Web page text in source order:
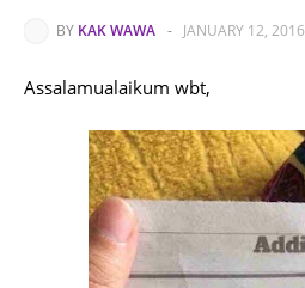
BY KAK WAWA - JANUARY 12, 2016
Assalamualaikum wbt,